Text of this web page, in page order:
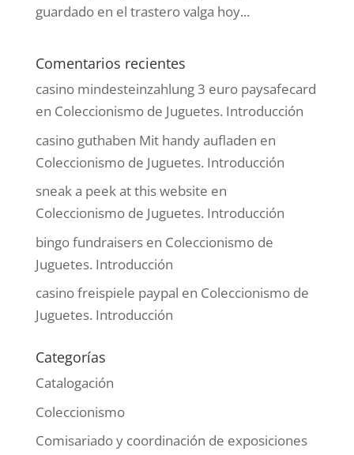
guardado en el trastero valga hoy...
Comentarios recientes
casino mindesteinzahlung 3 euro paysafecard
en Coleccionismo de Juguetes. Introducción
casino guthaben Mit handy aufladen en
Coleccionismo de Juguetes. Introducción
sneak a peek at this website en
Coleccionismo de Juguetes. Introducción
bingo fundraisersen Coleccionismo de
Juguetes. Introducción
casino freispiele paypal en Coleccionismo de
Juguetes. Introducción
Categorías
Catalogación
Coleccionismo
Comisariado y coordinación de exposiciones